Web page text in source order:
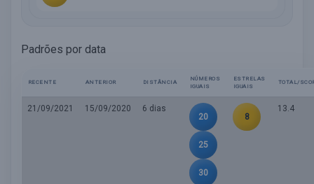
Padrões por data
RECENTE ANTERIOR DISTÂNCIA
NÚMEROS
IGUAIS
ESTRELAS
IGUAIS
TOTAL/
21/09/2021 15/09/2020
6 dias
20
25
30
8
13.4